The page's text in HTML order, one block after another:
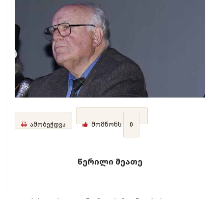
ამობეჭდვა მომწონს 0
წერილი მეათე